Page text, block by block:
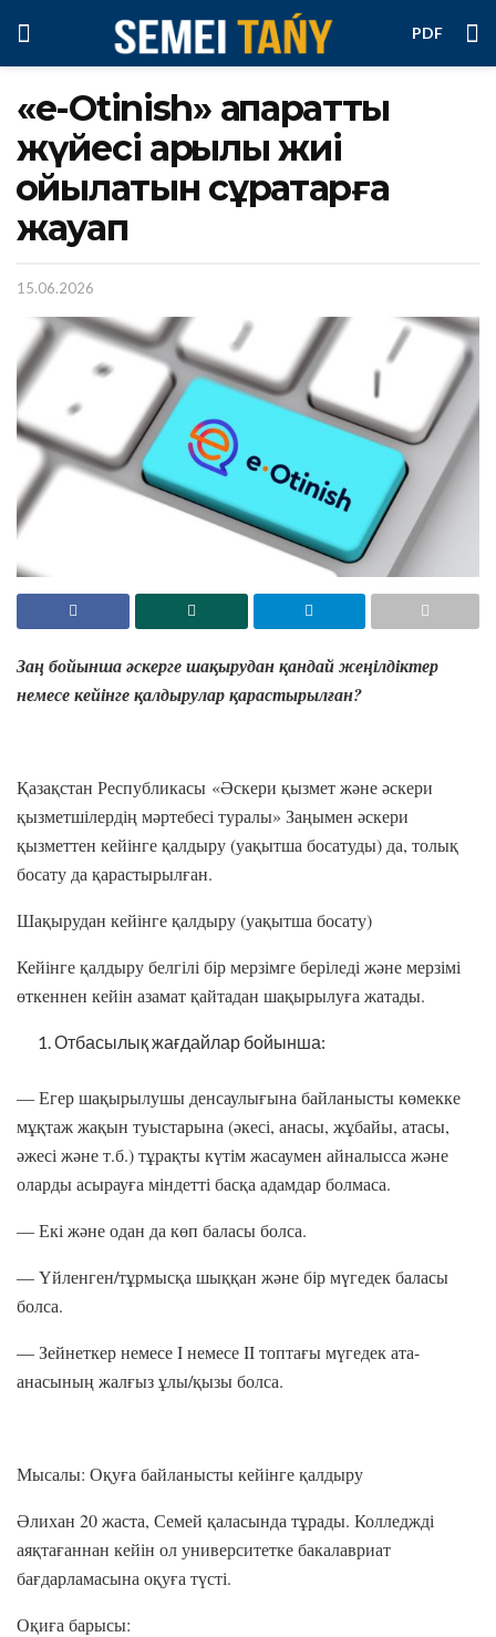
PDF
«e-Otinish» ақпараттық
жүйесі арқылы жиі
қойылатын сұрақтарға
жауап
15.06.2026
Заң бойынша әскерге шақырудан қандай жеңілдіктер
немесе кейінге қалдырулар қарастырылған?
Қазақстан Республикасы «Әскери қызмет және әскери
қызметшілердің мәртебесі туралы» Заңымен әскери
қызметтен кейінге қалдыру (уақытша босатуды) да, толық
босату да қарастырылған.
Шақырудан кейінге қалдыру (уақытша босату)
Кейінге қалдыру белгілі бір мерзімге беріледі және мерзімі
өткеннен кейін азамат қайтадан шақырылуға жатады.
Отбасылық жағдайлар бойынша:
— Егер шақырылушы денсаулығына байланысты көмекке
мұқтаж жақын туыстарына (әкесі, анасы, жұбайы, атасы,
әжесі және т.б.) тұрақты күтім жасаумен айналысса және
оларды асырауға міндетті басқа адамдар болмаса.
— Екі және одан да көп баласы болса.
— Үйленген/тұрмысқа шыққан және бір мүгедек баласы
болса.
— Зейнеткер немесе I немесе II топтағы мүгедек ата-
анасының жалғыз ұлы/қызы болса.
Мысалы: Оқуға байланысты кейінге қалдыру
Әлихан 20 жаста, Семей қаласында тұрады. Колледжді
аяқтағаннан кейін ол университетке бакалавриат
бағдарламасына оқуға түсті.
Оқиға барысы: